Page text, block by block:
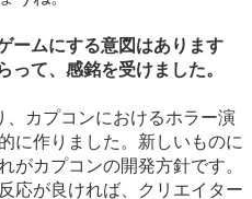
ムにする意図はあります
て、感銘を受けました。
、カプコンにおけるホラー演
に作りました。新しいものに
カプコンの開発方針です。
応が良ければ、クリエイター